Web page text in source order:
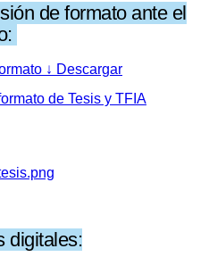
de formato ante el
↓ Descargar
de Tesis y TFIA
digitales: